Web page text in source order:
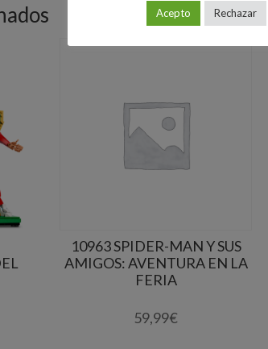
10963 SPIDER-MAN Y SUS
AMIGOS: AVENTURA EN LA
FERIA
59,99€
Acepto Rechazar